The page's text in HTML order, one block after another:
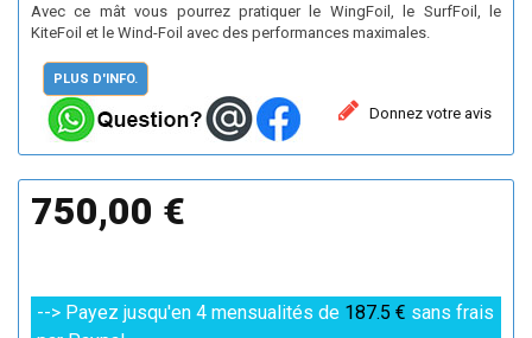
Avec ce mât vous pourrez pratiquer le WingFoil, le SurfFoil, le
KiteFoil et le Wind-Foil avec des performances maximales.
PLUS D'INFO.
Donnez votre avis
750,00 €
--> Payez jusqu'en 4 mensualités de 187.5 € sans frais